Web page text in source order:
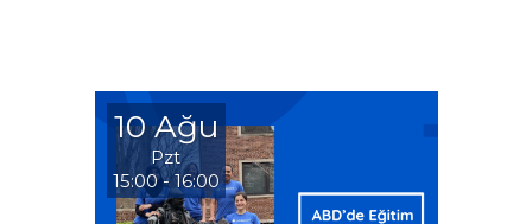
10 Ağu
Pzt
15:00 - 16:00